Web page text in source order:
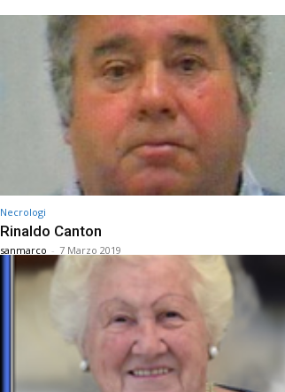
Necrologi
Rinaldo Canton
sanmarco - 7 Marzo 2019